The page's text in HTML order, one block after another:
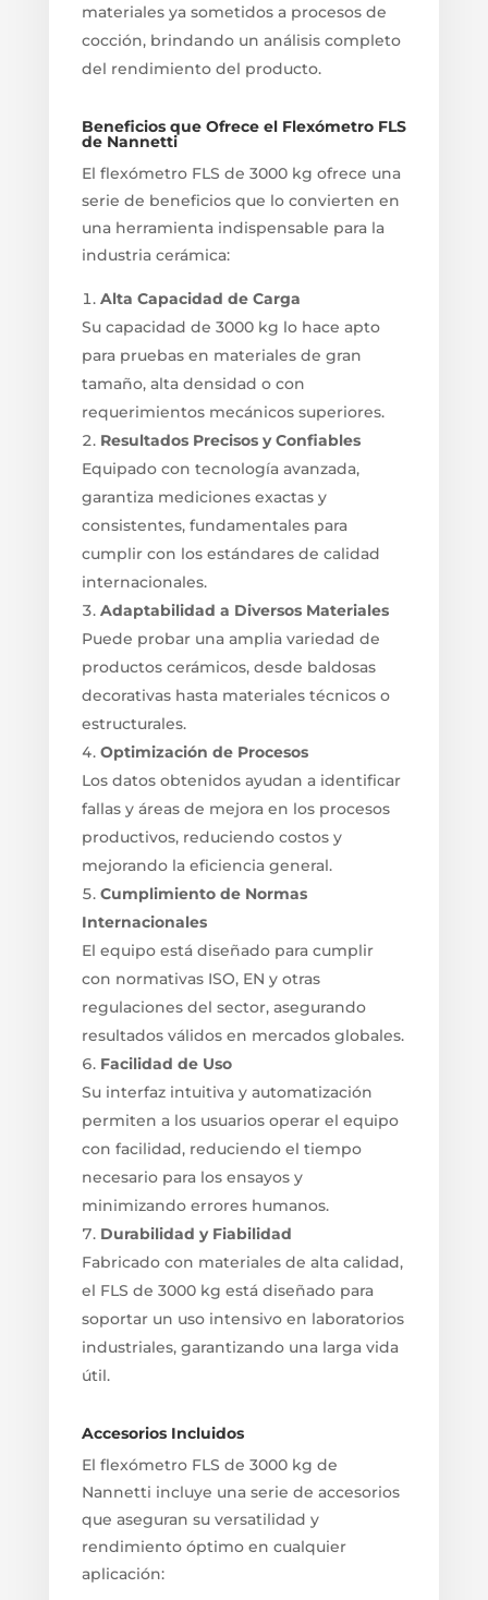
materiales ya sometidos a procesos de
cocción, brindando un análisis completo
del rendimiento del producto.
Beneficios que Ofrece el Flexómetro FLS
de Nannetti
El flexómetro FLS de 3000 kg ofrece una
serie de beneficios que lo convierten en
una herramienta indispensable para la
industria cerámica:
Alta Capacidad de Carga
Su capacidad de 3000 kg lo hace apto
para pruebas en materiales de gran
tamaño, alta densidad o con
requerimientos mecánicos superiores.
Resultados Precisos y Confiables
Equipado con tecnología avanzada,
garantiza mediciones exactas y
consistentes, fundamentales para
cumplir con los estándares de calidad
internacionales.
Adaptabilidad a Diversos Materiales
Puede probar una amplia variedad de
productos cerámicos, desde baldosas
decorativas hasta materiales técnicos o
estructurales.
Optimización de Procesos
Los datos obtenidos ayudan a identificar
fallas y áreas de mejora en los procesos
productivos, reduciendo costos y
mejorando la eficiencia general.
Cumplimiento de Normas
Internacionales
El equipo está diseñado para cumplir
con normativas ISO, EN y otras
regulaciones del sector, asegurando
resultados válidos en mercados globales.
Facilidad de Uso
Su interfaz intuitiva y automatización
permiten a los usuarios operar el equipo
con facilidad, reduciendo el tiempo
necesario para los ensayos y
minimizando errores humanos.
Durabilidad y Fiabilidad
Fabricado con materiales de alta calidad,
el FLS de 3000 kg está diseñado para
soportar un uso intensivo en laboratorios
industriales, garantizando una larga vida
útil.
Accesorios Incluidos
El flexómetro FLS de 3000 kg de
Nannetti incluye una serie de accesorios
que aseguran su versatilidad y
rendimiento óptimo en cualquier
aplicación: